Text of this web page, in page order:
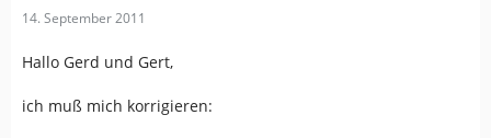
14. September 2011
Hallo Gerd und Gert,
ich muß mich korrigieren: